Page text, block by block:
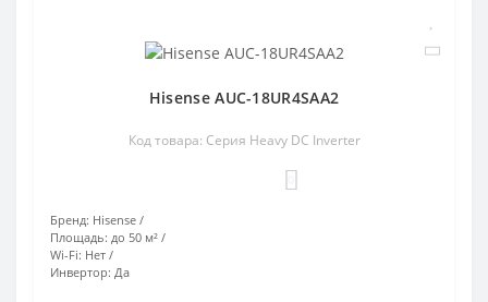
Hisense AUC-18UR4SAA2
Код товара: Серия Heavy DC Inverter
Бренд: Hisense
Площадь: до 50 м²
Wi-Fi: Нет
Инвертор: Да